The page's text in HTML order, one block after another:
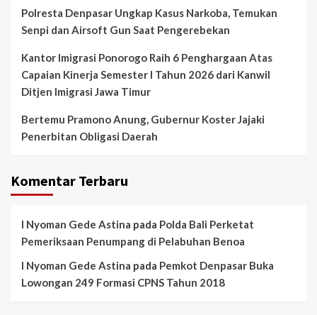
Polresta Denpasar Ungkap Kasus Narkoba, Temukan
Senpi dan Airsoft Gun Saat Pengerebekan
Kantor Imigrasi Ponorogo Raih 6 Penghargaan Atas
Capaian Kinerja Semester I Tahun 2026 dari Kanwil
Ditjen Imigrasi Jawa Timur
Bertemu Pramono Anung, Gubernur Koster Jajaki
Penerbitan Obligasi Daerah
Komentar Terbaru
I Nyoman Gede Astina pada Polda Bali Perketat
Pemeriksaan Penumpang di Pelabuhan Benoa
I Nyoman Gede Astina pada Pemkot Denpasar Buka
Lowongan 249 Formasi CPNS Tahun 2018